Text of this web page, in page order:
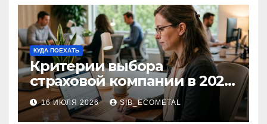
КУДА ПОЕХАТЬ
Критерии выбора
страховой компании в 2026
году: надежность и
реальные отзывы о
16 ИЮЛЯ 2026 SIB_ECOMETAL